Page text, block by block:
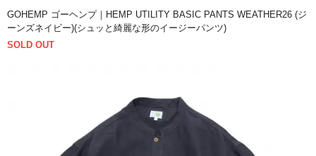
GOHEMP ゴーヘンプ｜HEMP UTILITY BASIC PANTS WEATHER26 (ジ
ーンズネイビー)(シュッと綺麗な形のイージーパンツ)
SOLD OUT